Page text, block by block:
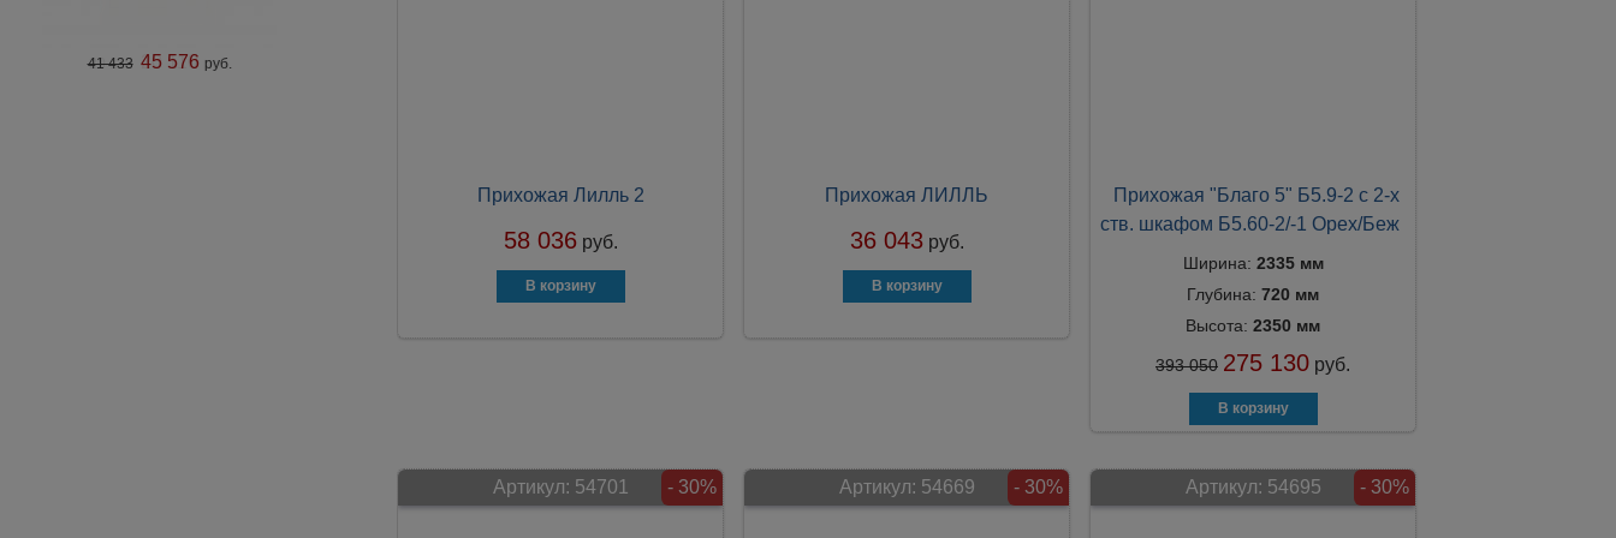
41 433 45 576 руб.
Прихожая Лилль 2
58 036 руб.
Прихожая ЛИЛЛЬ
36 043 руб.
Прихожая "Благо 5" Б5.9-2 с 2-х
ств. шкафом Б5.60-2/-1 Орех/Беж
Ширина: 2335 мм
Глубина: 720 мм
Высота: 2350 мм
393 050 275 130 руб.
Артикул: 54701 - 30% Артикул: 54669 - 30% Артикул: 54695 - 30%